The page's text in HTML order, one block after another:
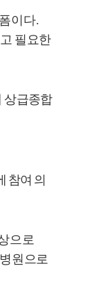
이다.
필요한
상급종합
참여 의
으로
원으로